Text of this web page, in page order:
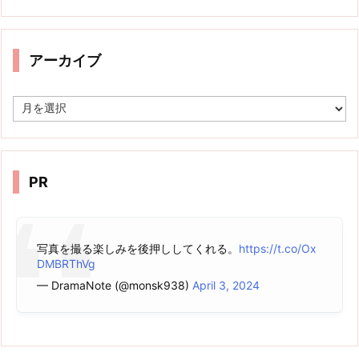
アーカイブ
ー
イ
PR
写真を撮る楽しみを後押ししてくれる。 https://t.co/Ox
DMBRThVg
— DramaNote (@monsk938) April 3, 2024